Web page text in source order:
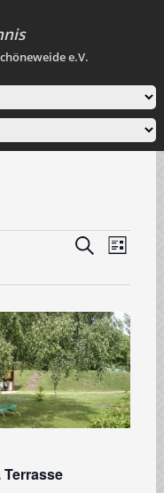
e.V.
und
Ansichten,
Navigation
SucheListe